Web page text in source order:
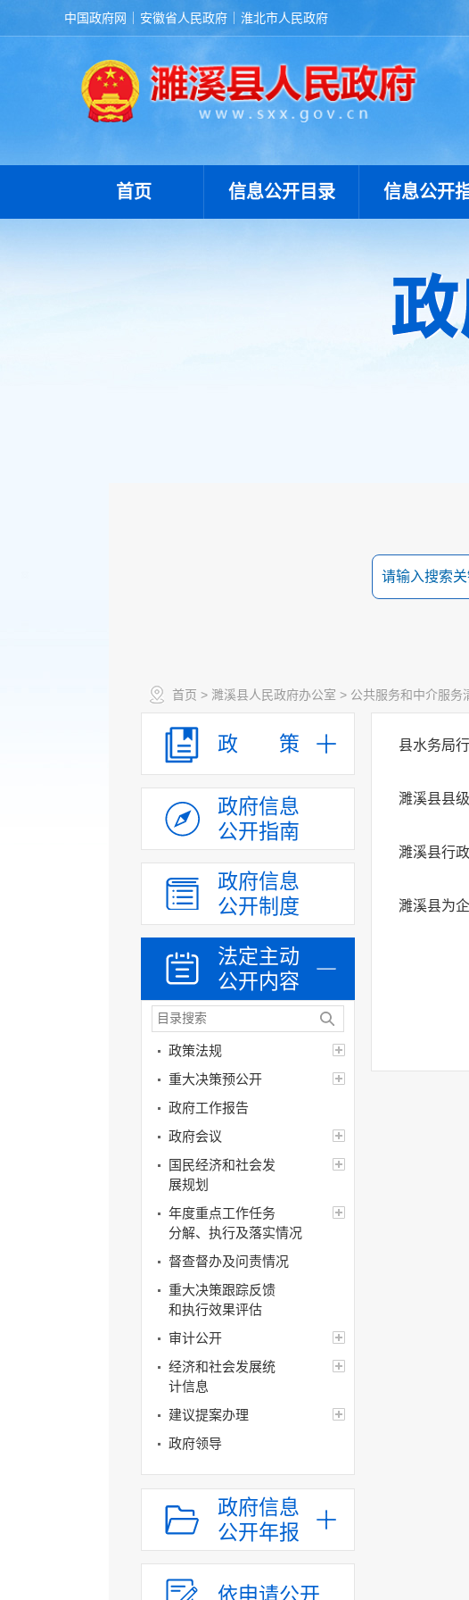
中国政府网 安徽省人民政府 淮北市人民政府
首页 信息公开目录 信息公开
首页 > 濉溪县人民政府办公室 > 公共服务和中介服务
政 策
政府信息
公开指南
政府信息
公开制度
法定主动
公开内容
政策法规
重大决策预公开
政府工作报告
政府会议
国民经济和社会发
展规划
年度重点工作任务
分解、执行及落实情况
督查督办及问责情况
重大决策跟踪反馈
和执行效果评估
审计公开
经济和社会发展统
计信息
建议提案办理
政府领导
政府机构
人事信息
财政资金
权责清单和动态调
政府信息
公开年报
依申请公开
县水务局
濉溪县县
濉溪县行
濉溪县为